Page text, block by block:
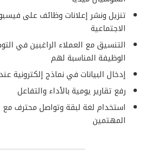
تنزيل ونشر إعلانات وظائف على
الاجتماعية
التنسيق مع العملاء الراغبين في
الوظيفة المناسبة لهم
إدخال البيانات في نماذج إلكترونية
رفع تقارير يومية بالأداء والتفاعل
استخدام لغة لبقة وتواصل محترف مع
المهتمين